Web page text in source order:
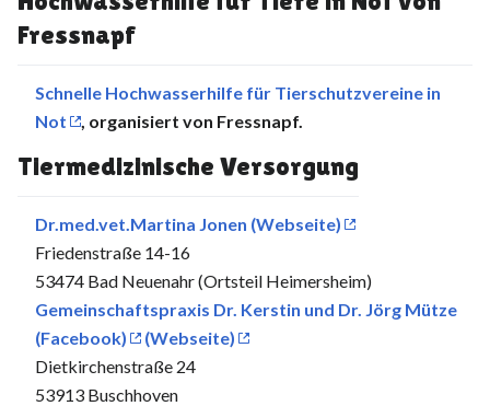
Fressnapf
Schnelle Hochwasserhilfe für Tierschutzvereine in
Not
, organisiert von Fressnapf.
Tiermedizinische Versorgung
Dr.med.vet.Martina Jonen (Webseite)
Friedenstraße 14-16
53474 Bad Neuenahr (Ortsteil Heimersheim)
Gemeinschaftspraxis Dr. Kerstin und Dr. Jörg Mütze
(Facebook)
(Webseite)
Dietkirchenstraße 24
53913 Buschhoven